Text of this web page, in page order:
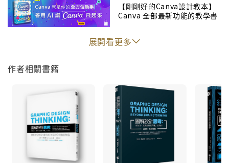
『《圖解字型思考》在二○○四年首次出版，問世不久便
頁的全新內容與數十張插圖，帶給讀者更多精彩的案
習。』
【剛剛好的Canva設計教本】
Canva 全部最新功能的教學書
展開看更多
作者相關書籍